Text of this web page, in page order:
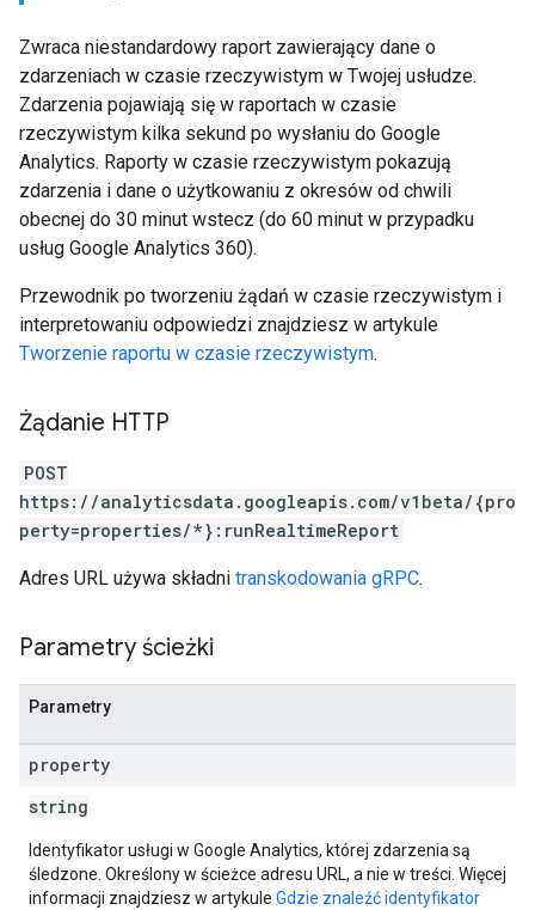
Zwraca niestandardowy raport zawierający dane o
zdarzeniach w czasie rzeczywistym w Twojej usłudze.
Zdarzenia pojawiają się w raportach w czasie
rzeczywistym kilka sekund po wysłaniu do Google
Analytics. Raporty w czasie rzeczywistym pokazują
zdarzenia i dane o użytkowaniu z okresów od chwili
obecnej do 30 minut wstecz (do 60 minut w przypadku
usług Google Analytics 360).
Przewodnik po tworzeniu żądań w czasie rzeczywistym i
interpretowaniu odpowiedzi znajdziesz w artykule
Tworzenie raportu w czasie rzeczywistym.
Żądanie HTTP
POST
https://analyticsdata.googleapis.com/v1beta/{pro
perty=properties/*}:runRealtimeReport
Adres URL używa składni transkodowania gRPC.
Parametry ścieżki
Parametry
property
string
Identyfikator usługi w Google Analytics, której zdarzenia są
śledzone. Określony w ścieżce adresu URL, a nie w treści. Więcej
informacji znajdziesz w artykule Gdzie znaleźć identyfikator